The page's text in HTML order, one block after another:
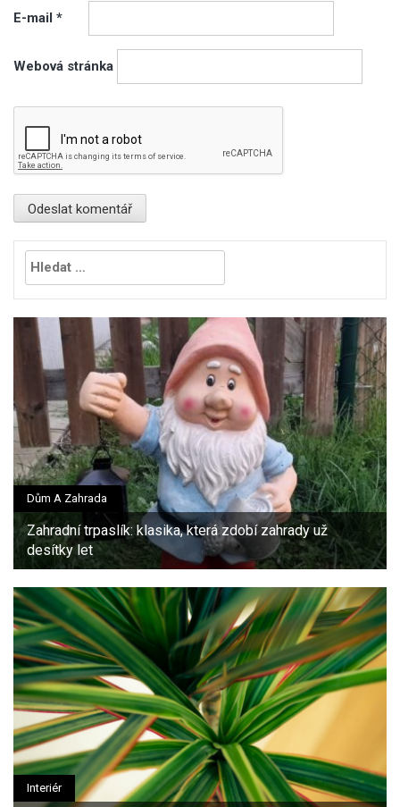
E-mail *
Webová stránka
Vyhledávání
Dům A Zahrada
Zahradní trpaslík: klasika, která zdobí zahrady už
desítky let
Interiér